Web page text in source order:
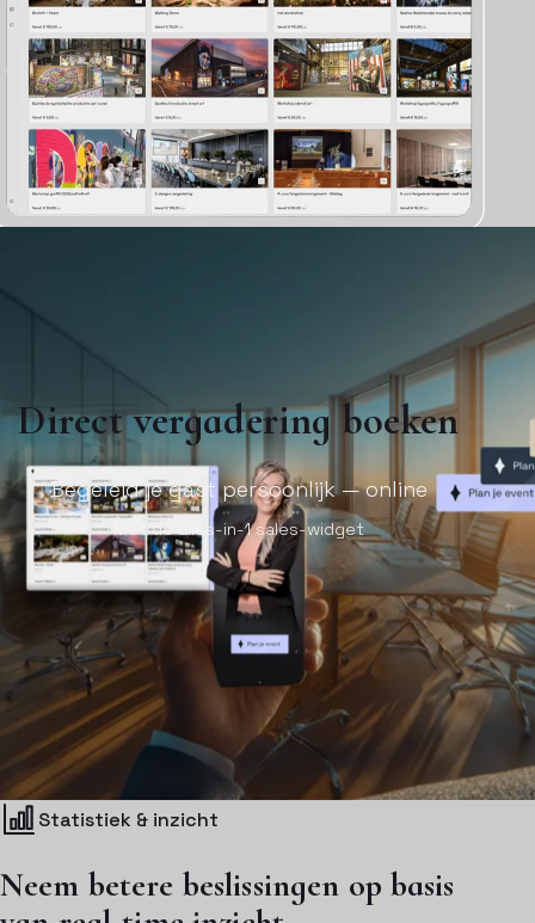
Direct vergadering boeken
Begeleid je gast persoonlijk — online
Met de alles-in-1 sales-widget
Statistiek & inzicht
Neem betere beslissingen op basis